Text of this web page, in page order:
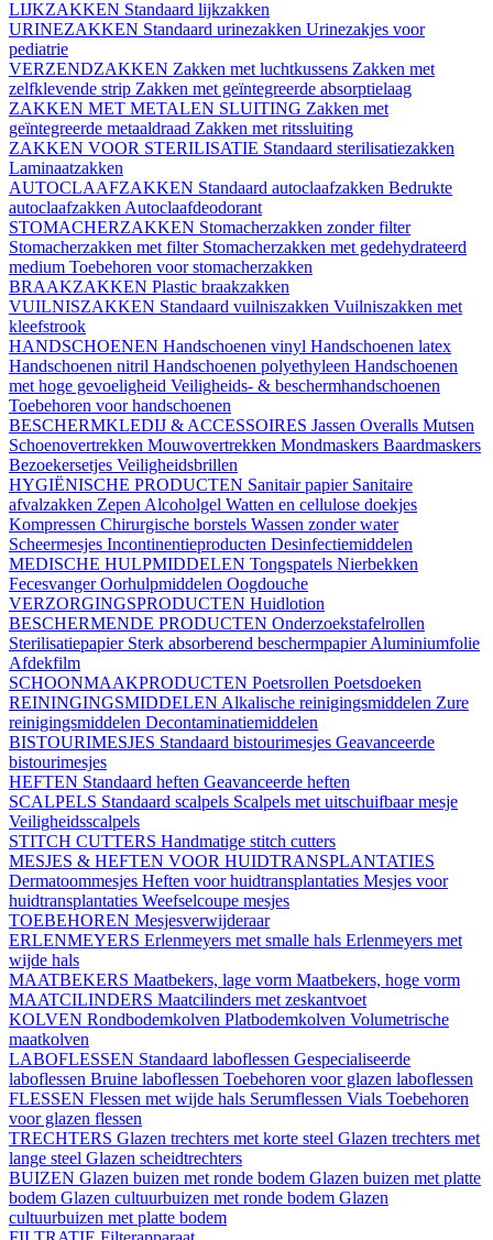
LIJKZAKKEN Standaard lijkzakken
URINEZAKKEN Standaard urinezakken Urinezakjes voor
pediatrie
VERZENDZAKKEN Zakken met luchtkussens Zakken met
zelfklevende strip Zakken met geïntegreerde absorptielaag
ZAKKEN MET METALEN SLUITING Zakken met
geïntegreerde metaaldraad Zakken met ritssluiting
ZAKKEN VOOR STERILISATIE Standaard sterilisatiezakken
Laminaatzakken
AUTOCLAAFZAKKEN Standaard autoclaafzakken Bedrukte
autoclaafzakken Autoclaafdeodorant
STOMACHERZAKKEN Stomacherzakken zonder filter
Stomacherzakken met filter Stomacherzakken met gedehydrateerd
medium Toebehoren voor stomacherzakken
BRAAKZAKKEN Plastic braakzakken
VUILNISZAKKEN Standaard vuilniszakken Vuilniszakken met
kleefstrook
HANDSCHOENEN Handschoenen vinyl Handschoenen latex
Handschoenen nitril Handschoenen polyethyleen Handschoenen
met hoge gevoeligheid Veiligheids- & beschermhandschoenen
Toebehoren voor handschoenen
BESCHERMKLEDIJ & ACCESSOIRES Jassen Overalls Mutsen
Schoenovertrekken Mouwovertrekken Mondmaskers Baardmaskers
Bezoekersetjes Veiligheidsbrillen
HYGIËNISCHE PRODUCTEN Sanitair papier Sanitaire
afvalzakken Zepen Alcoholgel Watten en cellulose doekjes
Kompressen Chirurgische borstels Wassen zonder water
Scheermesjes Incontinentieproducten Desinfectiemiddelen
MEDISCHE HULPMIDDELEN Tongspatels Nierbekken
FecesvangerOorhulpmiddelen Oogdouche
VERZORGINGSPRODUCTEN Huidlotion
BESCHERMENDE PRODUCTEN Onderzoekstafelrollen
Sterilisatiepapier Sterk absorberend beschermpapierAluminiumfolie
Afdekfilm
SCHOONMAAKPRODUCTEN Poetsrollen Poetsdoeken
REININGINGSMIDDELEN Alkalische reinigingsmiddelen Zure
reinigingsmiddelen Decontaminatiemiddelen
BISTOURIMESJES Standaard bistourimesjes Geavanceerde
bistourimesjes
HEFTEN Standaard heften Geavanceerde heften
SCALPELS Standaard scalpels Scalpels met uitschuifbaar mesje
Veiligheidsscalpels
STITCH CUTTERS Handmatige stitch cutters
MESJES & HEFTEN VOOR HUIDTRANSPLANTATIES
Dermatoommesjes Heften voor huidtransplantaties Mesjes voor
huidtransplantaties Weefselcoupe mesjes
TOEBEHOREN Mesjesverwijderaar
ERLENMEYERS Erlenmeyers met smalle hals Erlenmeyers met
wijde hals
MAATBEKERS Maatbekers, lage vorm Maatbekers, hoge vorm
MAATCILINDERS Maatcilinders met zeskantvoet
KOLVEN Rondbodemkolven Platbodemkolven Volumetrische
maatkolven
LABOFLESSEN Standaard laboflessen Gespecialiseerde
laboflessen Bruine laboflessen Toebehoren voor glazen laboflessen
FLESSEN Flessen met wijde hals Serumflessen Vials Toebehoren
voor glazen flessen
TRECHTERS Glazen trechters met korte steel Glazen trechters met
lange steel Glazen scheidtrechters
BUIZEN Glazen buizen met ronde bodem Glazen buizen met platte
bodem Glazen cultuurbuizen met ronde bodem Glazen
cultuurbuizen met platte bodem